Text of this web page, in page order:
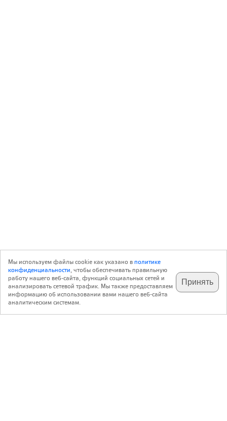
подпишитесь на наш
телеграм @archi_ru
✕
с 20 июля 1999 г.
Мы используем файлы cookie как указано вполитике
конфиденциальности, чтобы обеспечивать правильную
работу нашего веб-сайта, функций социальных сетей и
анализировать сетевой трафик. Мы также предоставляем
информацию об использовании вами нашего веб-сайта
аналитическим системам.
Принять